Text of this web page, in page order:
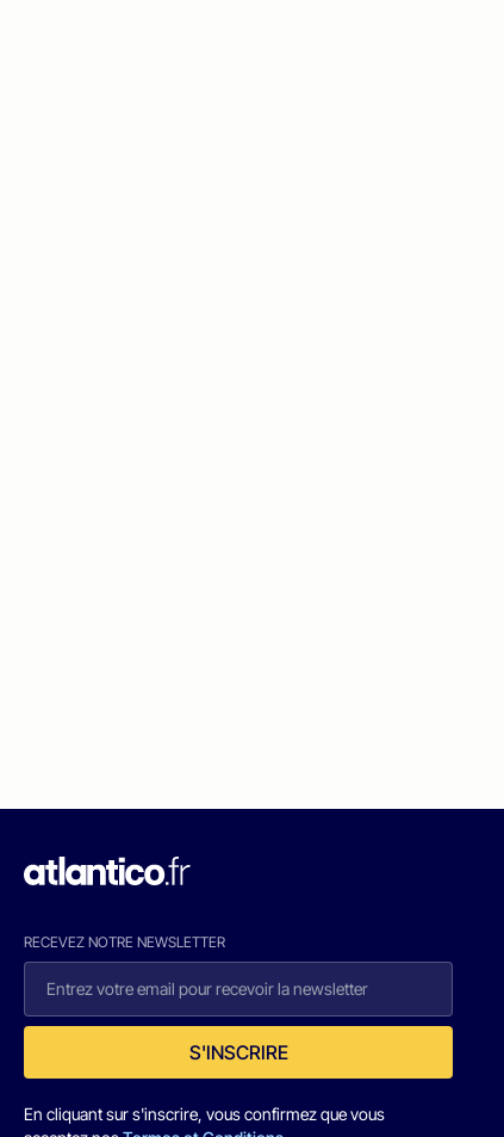
RECEVEZ NOTRE NEWSLETTER
S'INSCRIRE
En cliquant sur s'inscrire, vous confirmez que vous